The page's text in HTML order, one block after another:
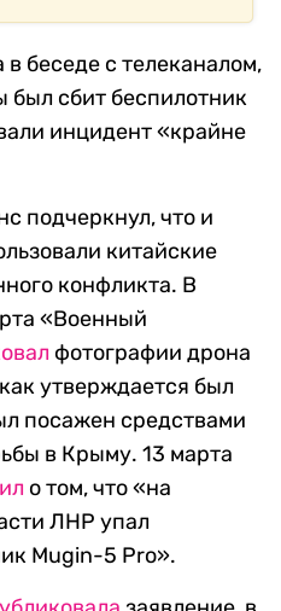
беседе с телеканалом,
был сбит беспилотник
инцидент «крайне
подчеркнул, что и
китайские
конфликта. В
«Военный
фотографии дрона
утверждается был
посажен средствами
в Крыму. 13 марта
о том, что «на
ЛНР упал
Mugin-5 Pro».